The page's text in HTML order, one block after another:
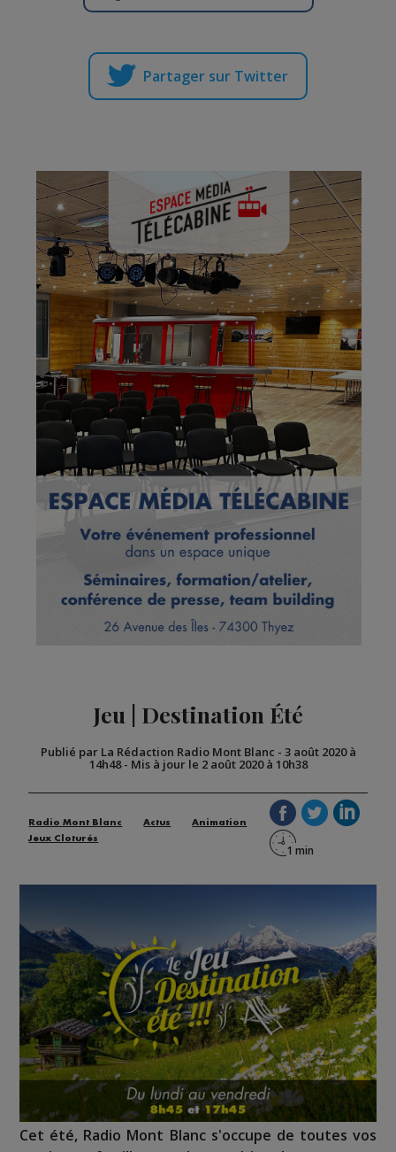
Partager sur Twitter
Jeu | Destination Été
Publié par La Rédaction Radio Mont Blanc - 3 août 2020 à
14h48- Mis à jour le 2 août 2020 à 10h38
Radio Mont Blanc Actus
Animation
Jeux Cloturés
Cet été, Radio Mont Blanc s'occupe de toutes vos